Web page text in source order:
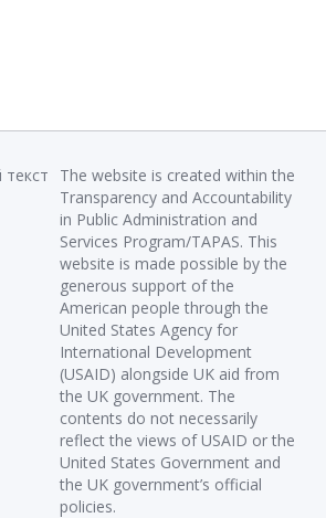
The website is created within the
Transparency and Accountability
in Public Administration and
Services Program/TAPAS. This
website is made possible by the
generous support of the
American people through the
United States Agency for
International Development
(USAID) alongside UK aid from
the UK government. The
contents do not necessarily
reflect the views of USAID or the
United States Government and
the UK government’s official
policies.